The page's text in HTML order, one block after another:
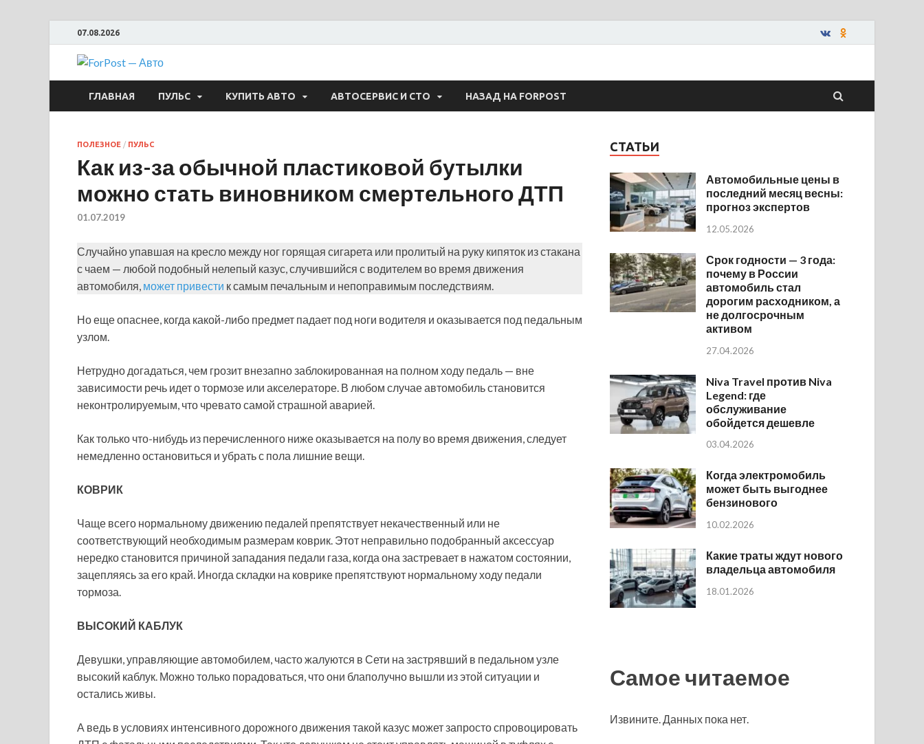
07.08.2026
ForPost — Авто
ГЛАВНАЯ ПУЛЬС КУПИТЬ АВТО АВТОСЕРВИС И СТО НАЗАД НА FORPOST
ПОЛЕЗНОЕ / ПУЛЬС
Как из-за обычной пластиковой бутылки
можно стать виновником смертельного ДТП
01.07.2019
Случайно упавшая на кресло между ног горящая сигарета или пролитый на руку кипяток из стакана
с чаем — любой подобный нелепый казус, случившийся с водителем во время движения
автомобиля, может привести к самым печальным и непоправимым последствиям.
Но еще опаснее, когда какой-либо предмет падает под ноги водителя и оказывается под педальным
узлом.
Нетрудно догадаться, чем грозит внезапно заблокированная на полном ходу педаль — вне
зависимости речь идет о тормозе или акселераторе. В любом случае автомобиль становится
неконтролируемым, что чревато самой страшной аварией.
Как только что-нибудь из перечисленного ниже оказывается на полу во время движения, следует
немедленно остановиться и убрать с пола лишние вещи.
КОВРИК
Чаще всего нормальному движению педалей препятствует некачественный или не
соответствующий необходимым размерам коврик. Этот неправильно подобранный аксессуар
нередко становится причиной западания педали газа, когда она застревает в нажатом состоянии,
зацепляясь за его край. Иногда складки на коврике препятствуют нормальному ходу педали
тормоза.
ВЫСОКИЙ КАБЛУК
Девушки, управляющие автомобилем, часто жалуются в Сети на застрявший в педальном узле
высокий каблук. Можно только порадоваться, что они блаполучно вышли из этой ситуации и
остались живы.
А ведь в условиях интенсивного дорожного движения такой казус может запросто спровоцировать
СТАТЬИ
Автомобильные цены в
последний месяц весны:
прогноз экспертов
12.05.2026
Срок годности — 3 года:
почему в России
автомобиль стал
дорогим расходником, а
не долгосрочным
активом
27.04.2026
Niva Travel против Niva
Legend: где
обслуживание
обойдется дешевле
03.04.2026
Когда электромобиль
может быть выгоднее
бензинового
10.02.2026
Какие траты ждут нового
владельца автомобиля
18.01.2026
Самое читаемое
Извините. Данных пока нет.